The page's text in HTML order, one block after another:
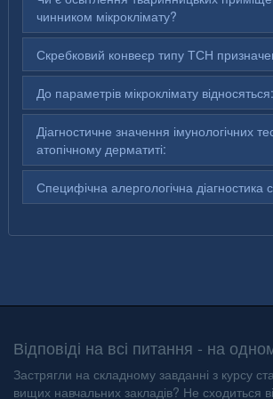
чинником мікроклімату?
Скребковий конвеєр типу ТСН
До параметрів мікроклімату відносяться:
Діагностичне значення імунологічних
атопічному дерматиті:
Специфічна алергологічна діагностика
Відповіді на всі питання - на
Застрягли на складному завданні з курсу
вищих навчальних закладів? Не сходиться